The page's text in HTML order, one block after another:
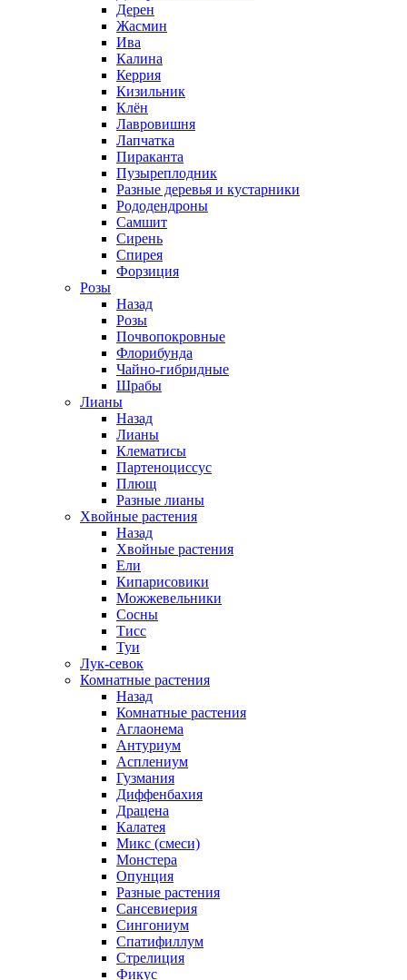
Дерен
Жасмин
Ива
Калина
Керрия
Кизильник
Клён
Лавровишня
Лапчатка
Пираканта
Пузыреплодник
Разные деревья и кустарники
Рододендроны
Самшит
Сирень
Спирея
Форзиция
Розы
Назад
Розы
Почвопокровные
Флорибунда
Чайно-гибридные
Шрабы
Лианы
Назад
Лианы
Клематисы
Партеноциссус
Плющ
Разные лианы
Хвойные растения
Назад
Хвойные растения
Ели
Кипарисовики
Можжевельники
Сосны
Тисс
Туи
Лук-севок
Комнатные растения
Назад
Комнатные растения
Аглаонема
Антуриум
Асплениум
Гузмания
Диффенбахия
Драцена
Калатея
Микс (смеси)
Монстера
Опунция
Разные растения
Сансевиерия
Сингониум
Спатифиллум
Стрелиция
Фикус